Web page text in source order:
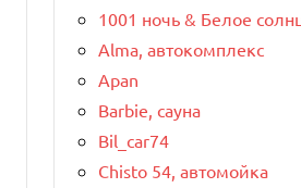
1001 ночь & Белое
Alma, автокомплекс
Apan
Barbie, сауна
Bil_car74
Chisto 54, автомойка